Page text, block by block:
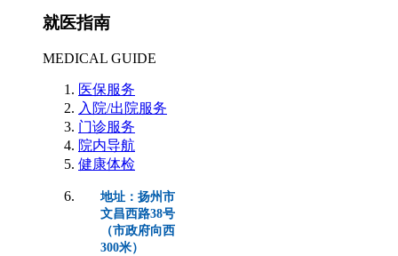
就医指南
MEDICAL GUIDE
医保服务
入院/出院服务
门诊服务
院内导航
健康体检
地址：扬州市
文昌西路38号
（市政府向西
300米）